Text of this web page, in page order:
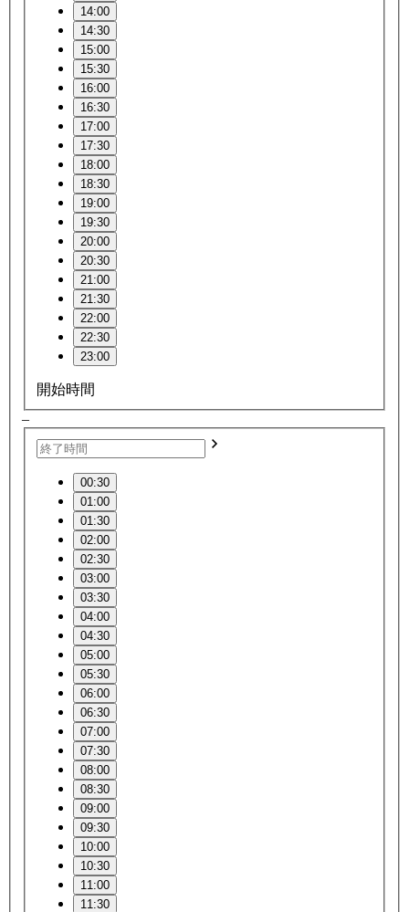
14:00
14:30
15:00
15:30
16:00
16:30
17:00
17:30
18:00
18:30
19:00
19:30
20:00
20:30
21:00
21:30
22:00
22:30
23:00
開始時間
–
00:30
01:00
01:30
02:00
02:30
03:00
03:30
04:00
04:30
05:00
05:30
06:00
06:30
07:00
07:30
08:00
08:30
09:00
09:30
10:00
10:30
11:00
11:30